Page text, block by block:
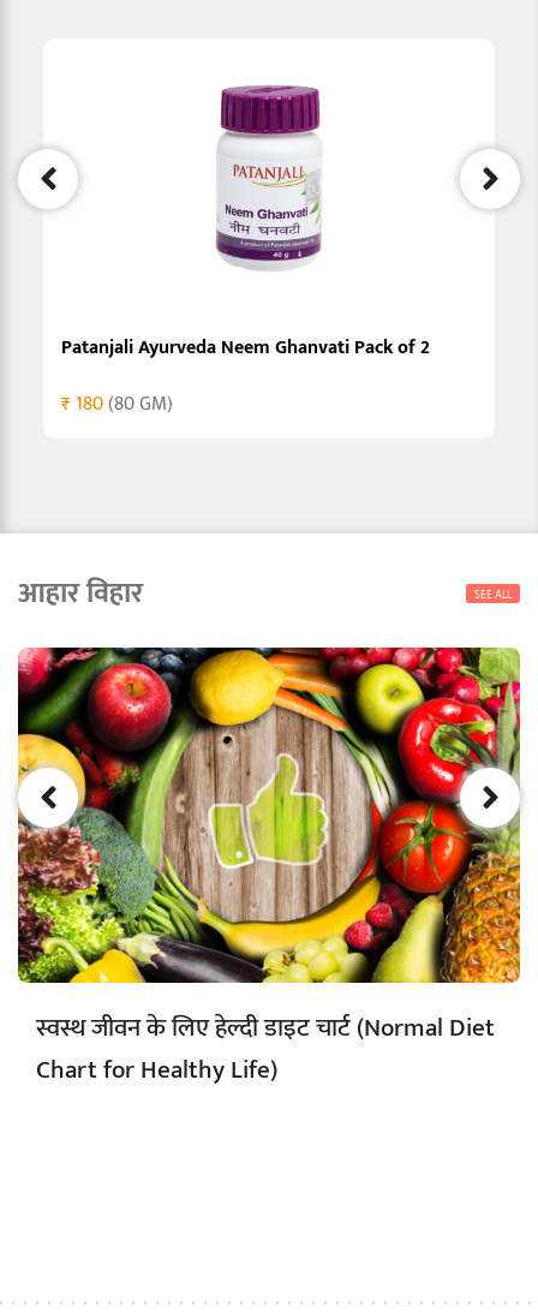
Patanjali Ayurveda Neem Ghanvati Pack of 2
₹ 180(80 GM)
आहार विहार SEE ALL
स्वस्थ जीवन के लिए हेल्दी डाइट चार्ट (Normal Diet
Chart for Healthy Life)